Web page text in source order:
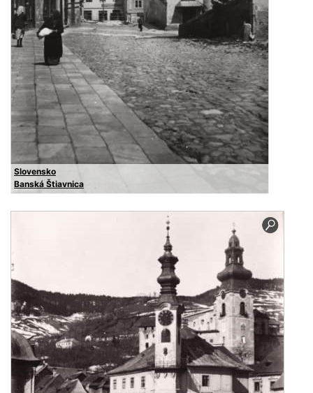
Slovensko
Banská Štiavnica